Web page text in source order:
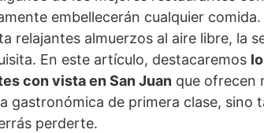
embellecerán cualquier
relajantes almuerzos al aire libre, la
En este artículo, destacaremos
con vista en San Juan que ofrecen
gastronómica de primera clase, sino
perderte.